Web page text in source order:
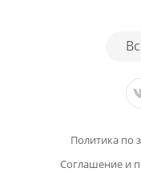
Политика по
Соглашение и